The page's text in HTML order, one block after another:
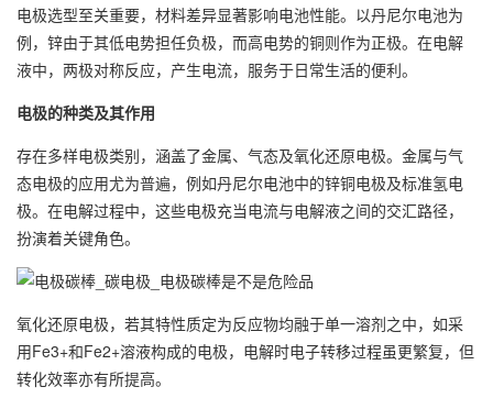
电极选型至关重要，材料差异显著影响电池性能。以丹尼尔电池为
例，锌由于其低电势担任负极，而高电势的铜则作为正极。在电解
液中，两极对称反应，产生电流，服务于日常生活的便利。
电极的种类及其作用
存在多样电极类别，涵盖了金属、气态及氧化还原电极。金属与气
态电极的应用尤为普遍，例如丹尼尔电池中的锌铜电极及标准氢电
极。在电解过程中，这些电极充当电流与电解液之间的交汇路径，
扮演着关键角色。
氧化还原电极，若其特性质定为反应物均融于单一溶剂之中，如采
用Fe3+和Fe2+溶液构成的电极，电解时电子转移过程虽更繁复，但
转化效率亦有所提高。